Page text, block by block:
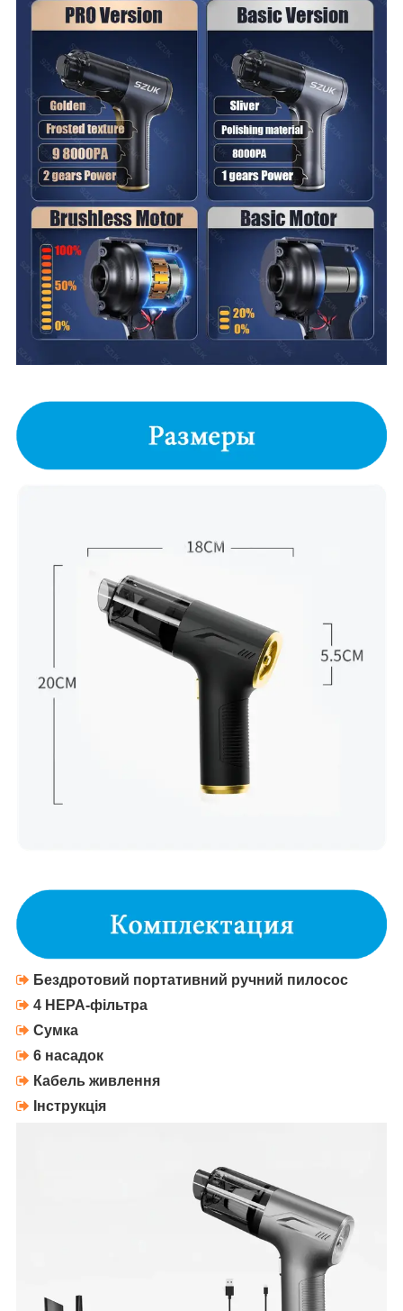
Бездротовий портативний ручний пилосос
4 HEPA-фільтра
Сумка
6 насадок
Кабель живлення
Інструкція